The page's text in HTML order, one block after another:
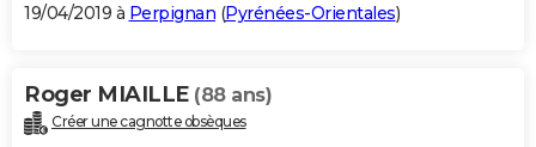
19/04/2019 à Perpignan (Pyrénées-Orientales)
Roger MIAILLE (88 ans)
Créer une cagnotte obsèques